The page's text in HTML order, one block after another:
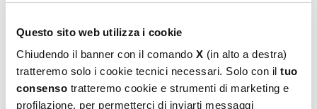
Questo sito web utilizza i cookie
Chiudendo il banner con il comando X (in alto a destra)
tratteremo solo i cookie tecnici necessari. Solo con il tuo
consenso tratteremo cookie e strumenti di marketing e
profilazione, per permetterci di inviarti messaggi
non oltre 14 giorni lavorativi dalla data di
raccomandata A.R. indirizzata alla sede legale
dell’Esercente [Liscianigiochi – Sede Legale: Via
Ruscitti, Zona Ind.le Sant’Atto 64100 Teramo].